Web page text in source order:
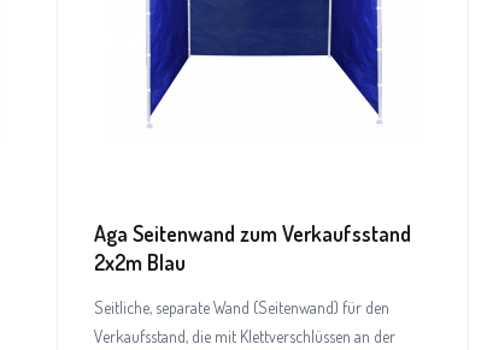
Aga Seitenwand zum Verkaufsstand
2x2m Blau
Seitliche, separate Wand (Seitenwand) für den
Verkaufsstand, die mit Klettverschlüssen an der